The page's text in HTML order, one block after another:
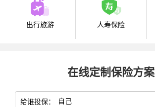
出行旅游 人寿保险
在线定制保险方案
给谁投保：